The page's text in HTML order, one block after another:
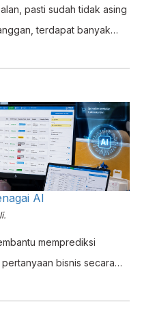
pasti sudah tidak asing
terdapat banyak
reseller dan
akan dijelaskan
:
AI
memprediksi
bisnis secara
dan menjelaskan
— semua